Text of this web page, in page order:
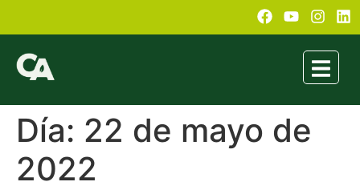
Día: 22 de mayo de
2022